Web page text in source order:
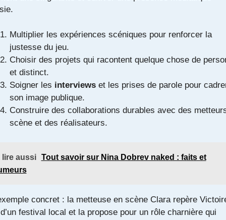
Multiplier les expériences scéniques pour renforcer la
justesse du jeu.
Choisir des projets qui racontent quelque chose de
et distinct.
Soigner les interviewset les prises de parole pour
son image publique.
Construire des collaborations durables avec des
scène et des réalisateurs.
lire aussi
Tout savoir sur Nina Dobrev naked : faits et
concret : la metteuse en scène Clara repère
festival local et la propose pour un rôle charnière qui